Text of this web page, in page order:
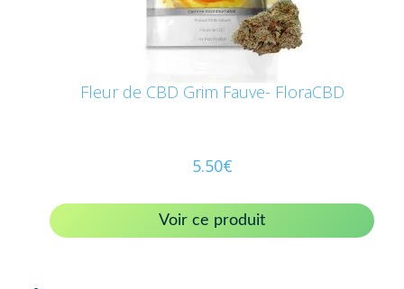
Fleur de CBD Grim Fauve- FloraCBD
5.50€
Voir ce produit